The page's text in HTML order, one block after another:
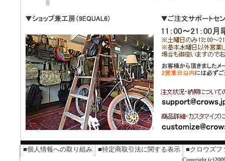
■個人情報への取り組み ■特定商取引法に関する表示 ■クロウズフ